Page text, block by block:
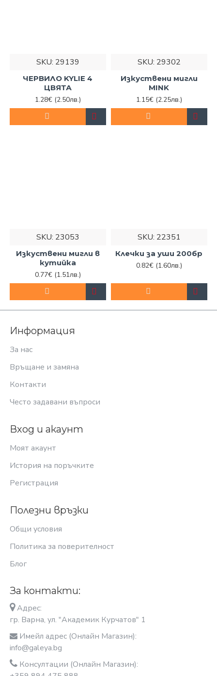
SKU: 29139
ЧЕРВИЛО KYLIE 4
ЦВЯТА
1.28€ (2.50лв.)
SKU: 29302
Изкуствени мигли
MINK
1.15€ (2.25лв.)
SKU: 23053
Изкуствени мигли в
кутийка
0.77€ (1.51лв.)
SKU: 22351
Клечки за уши 200бр
0.82€ (1.60лв.)
Информация
За нас
Връщане и замяна
Контакти
Често задавани въпроси
Вход и акаунт
Моят акаунт
История на поръчките
Регистрация
Полезни връзки
Общи условия
Политика за поверителност
Блог
За контакти:
Адрес:
гр. Варна, ул. "Академик Курчатов" 1
Имейл адрес (Онлайн Магазин):
info@galeya.bg
Консултации (Онлайн Магазин):